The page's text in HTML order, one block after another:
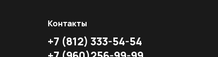
Контакты
+7 (812) 333-54-54